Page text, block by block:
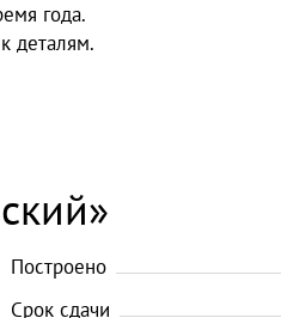
года.
деталям.
Построено
Срок сдачи